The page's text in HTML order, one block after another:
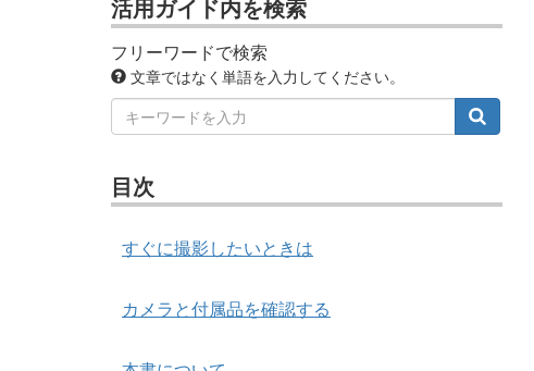
活用ガイド内を検索
フリーワードで検索
文章ではなく単語を入力してください。
目次
すぐに撮影したいときは
カメラと付属品を確認する